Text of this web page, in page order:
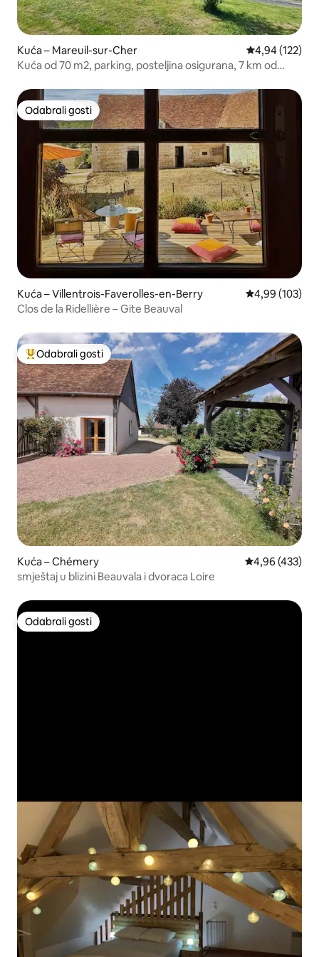
Kuća – Mareuil-sur-Cher Prosječna
4,94 (122)
Kuća od 70 m2, parking, posteljina osigurana, 7 km od
Odabrali gosti
Odabrali gosti
Kuća – Villentrois-Faverolles-en-Berry Prosječna
4,99 (103)
Clos de la Ridellière – Gite Beauval
Među najviše rangiranima s oznakom „Odabrali gosti”
Odabrali gosti
Kuća – Chémery Prosječna
4,96 (433)
smještaj u blizini Beauvala i dvoraca Loire
Odabrali gosti
Odabrali gosti